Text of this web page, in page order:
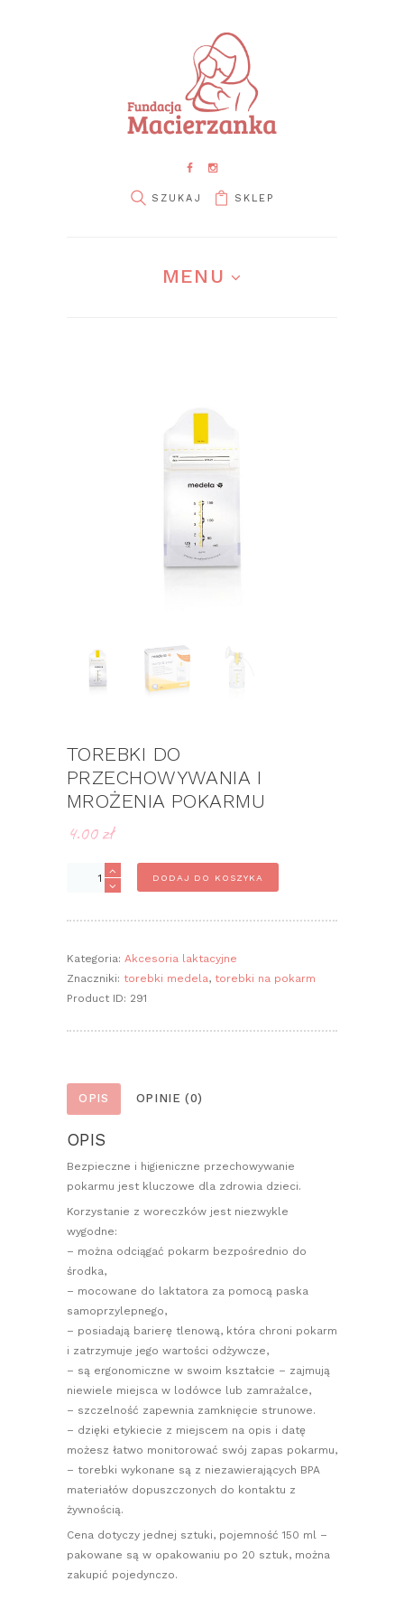
SKLEP
MENU
TOREBKI DO
PRZECHOWYWANIA I
MROŻENIA POKARMU
4.00zł
Torebki
i
mrożenia
pokarmu
DODAJ DO KOSZYKA
Kategoria: Akcesoria laktacyjne
Znaczniki: torebki medela, torebki na pokarm
Product ID: 291
OPIS OPINIE (0)
OPIS
Bezpieczne i higieniczne przechowywanie
pokarmu jest kluczowe dla zdrowia dzieci.
Korzystanie z woreczków jest niezwykle
wygodne:
– można odciągać pokarm bezpośrednio do
środka,
– mocowane do laktatora za pomocą paska
samoprzylepnego,
– posiadają barierę tlenową, która chroni pokarm
i zatrzymuje jego wartości odżywcze,
– są ergonomiczne w swoim kształcie – zajmują
niewiele miejsca w lodówce lub zamrażalce,
– szczelność zapewnia zamknięcie strunowe.
– dzięki etykiecie z miejscem na opis i datę
możesz łatwo monitorować swój zapas pokarmu,
– torebki wykonane są z niezawierających BPA
materiałów dopuszczonych do kontaktu z
żywnością.
Cena dotyczy jednej sztuki, pojemność 150 ml –
pakowane są w opakowaniu po 20 sztuk, można
zakupić pojedynczo.